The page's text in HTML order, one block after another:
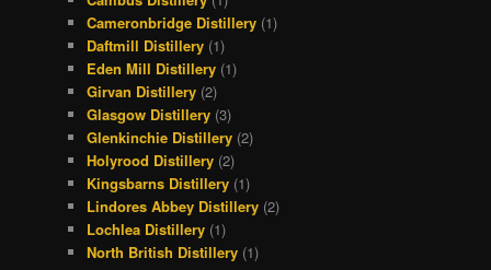
Cameronbridge Distillery (1)
Daftmill Distillery (1)
Eden Mill Distillery (1)
Girvan Distillery (2)
Glasgow Distillery (3)
Glenkinchie Distillery (2)
Holyrood Distillery (2)
Kingsbarns Distillery (1)
Lindores Abbey Distillery (2)
Lochlea Distillery (1)
North British Distillery (1)